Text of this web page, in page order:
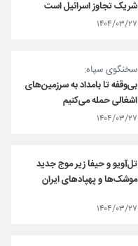
شریک تجاوز اسرائیل است
۱۴۰۴/۰۳/۲۷
سخنگوی سپاه:
بی‌وقفه تا بامداد به سرزمین‌های
اشغالی حمله می‌کنیم
۱۴۰۴/۰۳/۲۷
تل‌آویو و حیفا زیر موج جدید
موشک‌ها و پهپادهای ایران
۱۴۰۴/۰۳/۲۷